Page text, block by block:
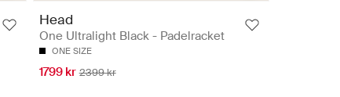
Head
One Ultralight Black - Padelracket
ONE SIZE
1799 kr 2399 kr